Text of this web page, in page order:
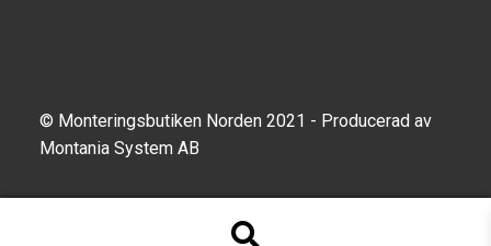
© Monteringsbutiken Norden 2021 - Producerad av
Montania System AB